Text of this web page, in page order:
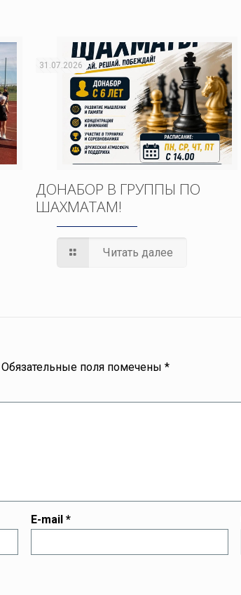
31.07.2026
ДОНАБОР В ГРУППЫ ПО
ШАХМАТАМ!
Читать далее
Обязательные поля помечены*
E-mail*